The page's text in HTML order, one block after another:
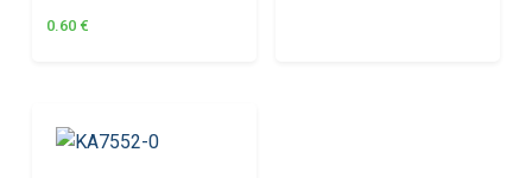
0.60 €